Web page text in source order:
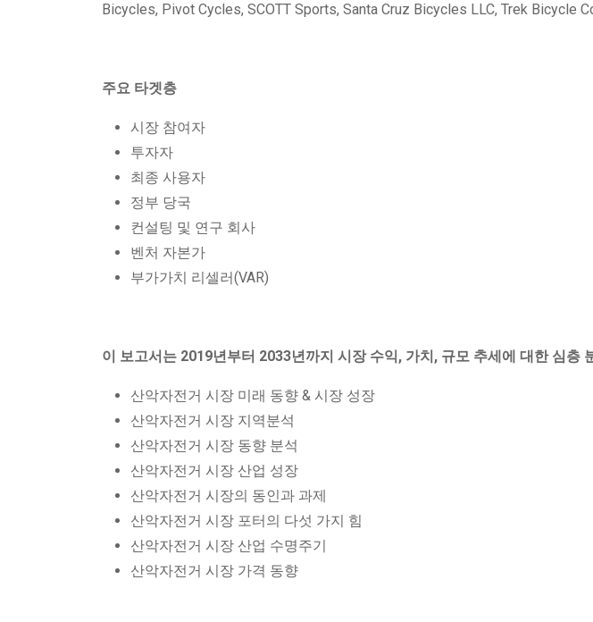
Bicycles, Pivot Cycles, SCOTT Sports, Santa Cruz Bicycles LLC, Trek Bicycle
주요 타겟층
시장 참여자
투자자
최종 사용자
정부 당국
컨설팅 및 연구 회사
벤처 자본가
부가가치 리셀러(VAR)
이 보고서는 2019년부터 2033년까지 시장 수익, 가치, 규모 추세에 대한 심층
산악자전거 시장 미래 동향 & 시장 성장
산악자전거 시장 지역분석
산악자전거 시장 동향 분석
산악자전거 시장 산업 성장
산악자전거 시장의 동인과 과제
산악자전거 시장 포터의 다섯 가지 힘
산악자전거 시장 산업 수명주기
산악자전거 시장 가격 동향